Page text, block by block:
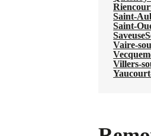
Saint-
Saint-
Saveuse
Vaire-
Villers-